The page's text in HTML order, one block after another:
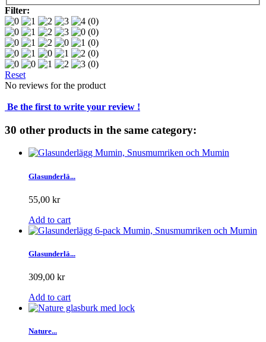
Filter:
(0)
(0)
(0)
(0)
(0)
Reset
No reviews for the product
Be the first to write your review !
30 other products in the same category:
Glasunderlä...
55,00 kr
Add to cart
Glasunderlä...
309,00 kr
Add to cart
Nature...